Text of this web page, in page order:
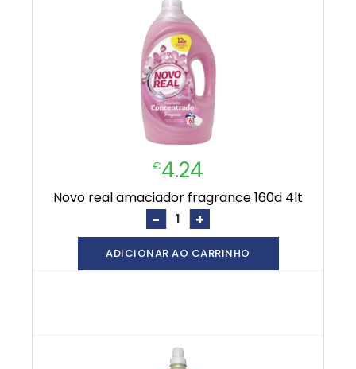
€4.24
novo real amaciador fragrance 160d 4lt
- +
ADICIONAR AO CARRINHO